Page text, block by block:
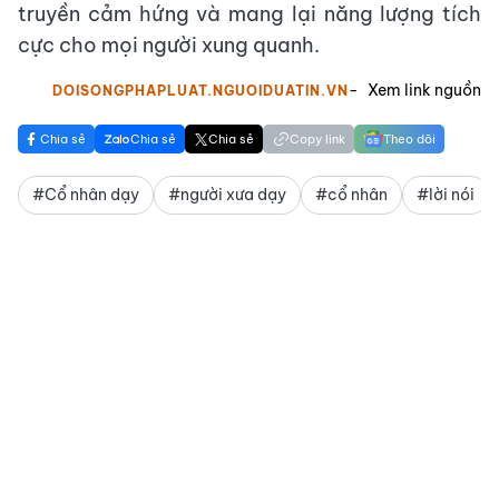
truyền cảm hứng và mang lại năng lượng tích
cực cho mọi người xung quanh.
DOISONGPHAPLUAT.NGUOIDUATIN.VN Xem link nguồn
Chia sẻ Chia sẻ Chia sẻ Copy link Theo dõi
#Cổ nhân dạy #người xưa dạy #cổ nhân #lời nói